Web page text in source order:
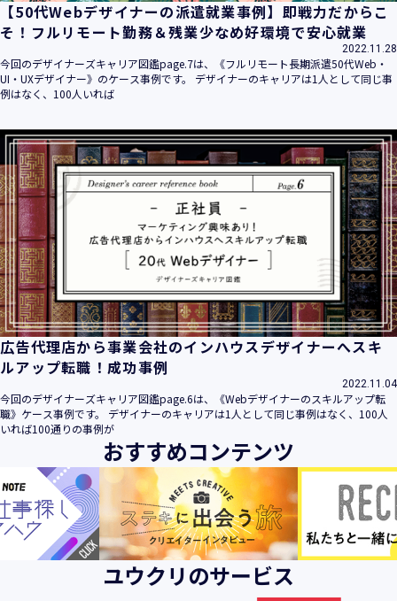
【50代Webデザイナーの派遣就業事例】即戦力だからこ
そ！フルリモート勤務＆残業少なめ好環境で安心就業
2022.11.28
今回のデザイナーズキャリア図鑑page.7は、《フルリモート長期派遣50代Web・
UI・UXデザイナー》のケース事例です。 デザイナーのキャリアは1人として同じ事
例はなく、100人いれば
広告代理店から事業会社のインハウスデザイナーへスキ
ルアップ転職！成功事例
2022.11.04
今回のデザイナーズキャリア図鑑page.6は、《Webデザイナーのスキルアップ転
職》ケース事例です。 デザイナーのキャリアは1人として同じ事例はなく、100人
いれば100通りの事例が
おすすめコンテンツ
ユウクリのサービス